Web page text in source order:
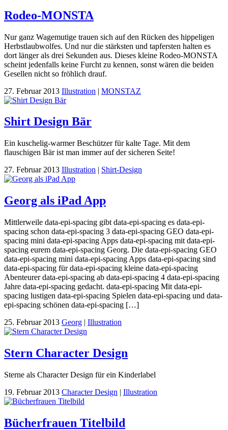
Rodeo-MONSTA
Nur ganz Wagemutige trauen sich auf den Rücken des hippeligen
Herbstlaubwolfes. Und nur die stärksten und tapfersten halten es
dort länger als drei Sekunden aus. Dieses kleine Rodeo-MONSTA
scheint jedenfalls keine Furcht zu kennen, sonst wären die beiden
Gesellen nicht so fröhlich drauf.
27. Februar 2013 Illustration | MONSTAZ
Shirt Design Bär
Ein kuschelig-warmer Beschützer für kalte Tage. Mit dem
flauschigen Bär ist man immer auf der sicheren Seite!
27. Februar 2013 Illustration | Shirt-Design
Georg als iPad App
Mittlerweile data-epi-spacing gibt data-epi-spacing es data-epi-
spacing schon data-epi-spacing 3 data-epi-spacing GEO data-epi-
spacing mini data-epi-spacing Apps data-epi-spacing mit data-epi-
spacing eurem data-epi-spacing Georg. Die data-epi-spacing GEO
data-epi-spacing mini data-epi-spacing Apps data-epi-spacing sind
data-epi-spacing für data-epi-spacing kleine data-epi-spacing
Abenteurer data-epi-spacing ab data-epi-spacing 4 data-epi-spacing
Jahre data-epi-spacing gedacht. data-epi-spacing Mit data-epi-
spacing lustigen data-epi-spacing Spielen data-epi-spacing und data-
epi-spacing schönen data-epi-spacing […]
25. Februar 2013 Georg | Illustration
Stern Character Design
Sterne als Character Design für ein Kinderlabel
19. Februar 2013 Character Design | Illustration
Bücherfrauen Titelbild